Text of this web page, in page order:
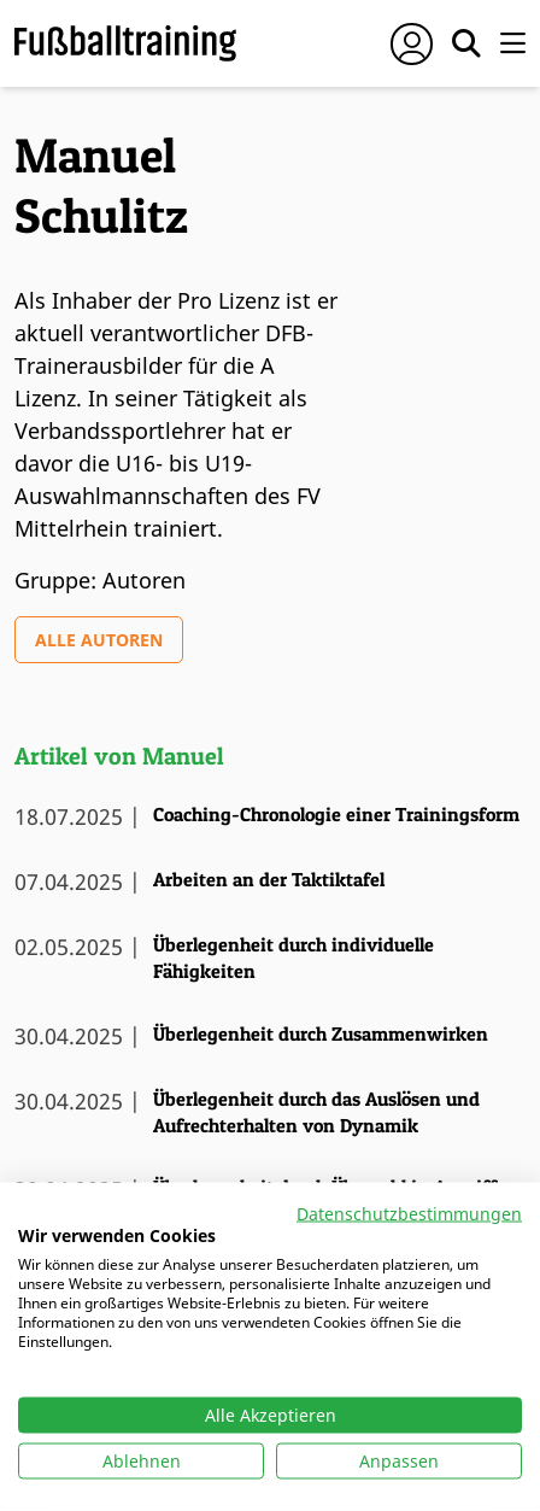
Manuel
Schulitz
Als Inhaber der Pro Lizenz ist er
aktuell verantwortlicher DFB-
Trainerausbilder für die A
Lizenz. In seiner Tätigkeit als
Verbandssportlehrer hat er
davor die U16- bis U19-
Auswahlmannschaften des FV
Mittelrhein trainiert.
Gruppe: Autoren
ALLE AUTOREN
Artikel von Manuel
18.07.2025 | Coaching-Chronologie einer Trainingsform
07.04.2025 | Arbeiten an der Taktiktafel
02.05.2025 |
Überlegenheit durch individuelle
Fähigkeiten
30.04.2025 | Überlegenheit durch Zusammenwirken
30.04.2025 |
Überlegenheit durch das Auslösen und
Aufrechterhalten von Dynamik
30.04.2025 |
Überlegenheit durch Überzahl in Angriff
30.04.2025 | Überlegenheit durch Positionierung in
Angriff und Abwehr
06.05.2025 | Trainingsformen spielerisch steuern
Datenschutzbestimmungen
Wir verwenden Cookies
Wir können diese zur Analyse unserer Besucherdaten platzieren, um
unsere Website zu verbessern, personalisierte Inhalte anzuzeigen und
Ihnen ein großartiges Website-Erlebnis zu bieten. Für weitere
Informationen zu den von uns verwendeten Cookies öffnen Sie die
Einstellungen.
Alle Akzeptieren
Ablehnen
Anpassen